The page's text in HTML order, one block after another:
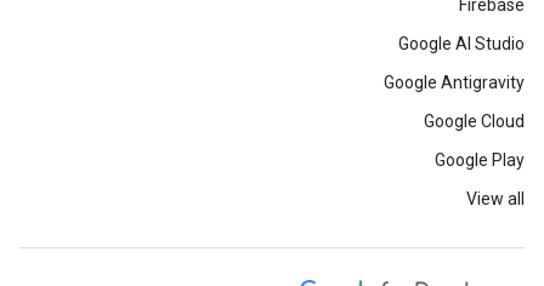
Firebase
Google AI Studio
Google Antigravity
Google Cloud
Google Play
View all